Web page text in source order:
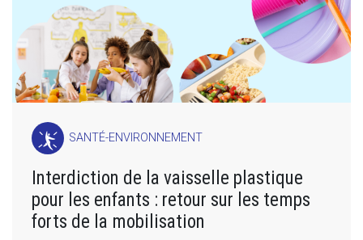
SANTÉ-ENVIRONNEMENT
Interdiction de la vaisselle plastique
pour les enfants : retour sur les temps
forts de la mobilisation